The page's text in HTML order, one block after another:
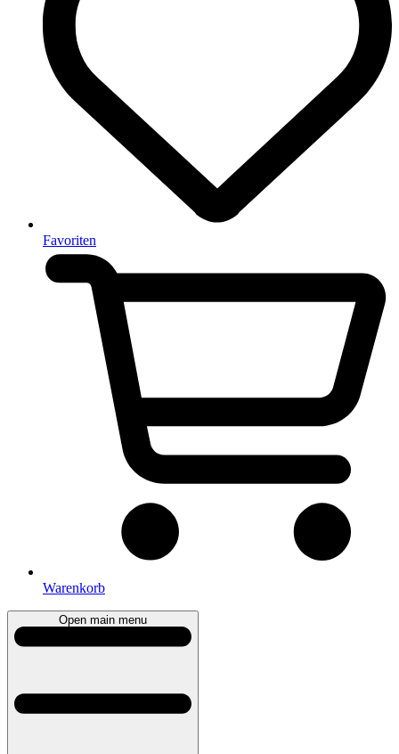
Favoriten
Warenkorb
Open main menu